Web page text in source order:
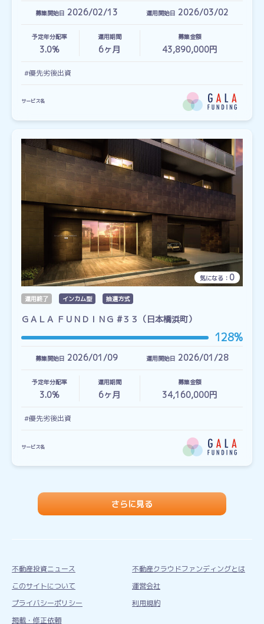
募集開始日 2026/02/13 運用開始日 2026/03/02
予定年分配率
3.0%
運用期間
6ヶ月
募集金額
43,890,000円
#優先劣後出資
サービス名
気になる： 0
運用終了 インカム型 抽選方式
ＧＡＬＡ ＦＵＮＤＩＮＧ #３３（日本橋浜町）
128%
募集開始日 2026/01/09 運用開始日 2026/01/28
予定年分配率
3.0%
運用期間
6ヶ月
募集金額
34,160,000円
#優先劣後出資
サービス名
さらに見る
不動産投資ニュース
不動産クラウドファンディングとは
このサイトについて
運営会社
プライバシーポリシー
利用規約
掲載・修正依頼